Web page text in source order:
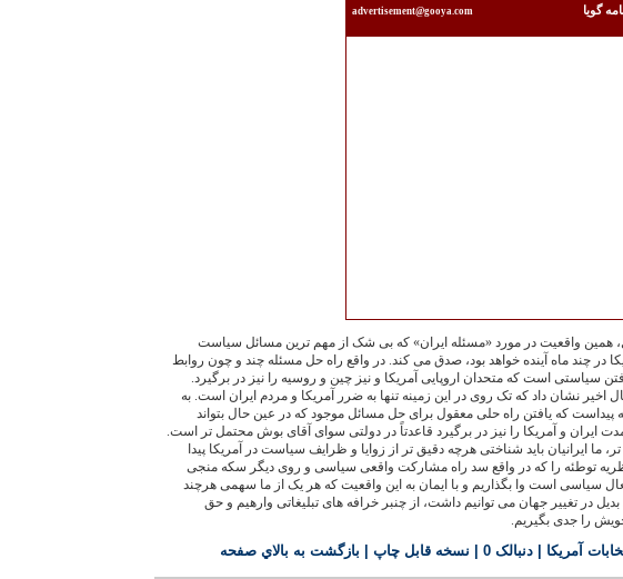
گويا advertisement@gooya.com
همين واقعيت در مورد «مسئله ايران» که بی شک از مهم ترين مسائل سياست
در چند ماه آينده خواهد بود، صدق می کند. در واقع راه حل مسئله چند و چون روابط
سياستی است که متحدان اروپايی آمريکا و نيز چين و روسيه را نيز در برگيرد.
اخير نشان داد که تک روی در اين زمينه تنها به ضرر آمريکا و مردم ايران است. به
پيداست که يافتن راه حلی معقول برای حل مسائل موجود که در عين حال بتواند
ايران و آمريکا را نيز در برگيرد قاعدتاً در دولتی سوای آقای بوش محتمل تر است.
ما ايرانيان بايد شناختی هرچه دقيق تر از زوايا و ظرايف سياست در آمريکا پيدا
نظريه توطئه را که در واقع سد راه مشارکت واقعی سياسی و روی ديگر سکه منجی
سياسی است وا بگذاريم و با ايمان به اين واقعيت که هر يک از ما سهمی هرچند
بديل در تغيير جهان می توانيم داشت، از چنبر خرافه های تبليغاتی وارهيم و حق
را جدی بگيريم.
آمريکا | دنبالک 0 نسخه قابل چاپ بازگشت به بالاي صفحه